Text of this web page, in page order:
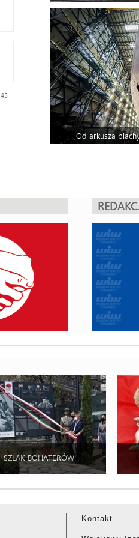
45
Od arkusza
SZLAK BOHATERÓW
Kontakt